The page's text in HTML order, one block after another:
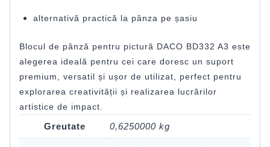
alternativă practică la pânza pe șasiu
Blocul de pânză pentru pictură DACO BD332 A3 este
alegerea ideală pentru cei care doresc un suport
premium, versatil și ușor de utilizat, perfect pentru
explorarea creativității și realizarea lucrărilor
artistice de impact.
Greutate 0,6250000 kg